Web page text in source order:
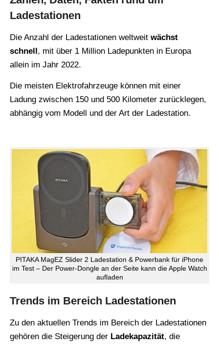
Ladestationen
Die Anzahl der Ladestationen weltweit wächst
schnell , mit über 1 Million Ladepunkten in Europa
allein im Jahr 2022.
Die meisten Elektrofahrzeuge können mit einer
Ladung zwischen 150 und 500 Kilometer zurücklegen,
abhängig vom Modell und der Art der Ladestation.
PITAKA MagEZ Slider 2 Ladestation & Powerbank für iPhone
im Test – Der Power-Dongle an der Seite kann die Apple Watch
aufladen
Trends im Bereich Ladestationen
Zu den aktuellen Trends im Bereich der Ladestationen
gehören die Steigerung der Ladekapazität, die